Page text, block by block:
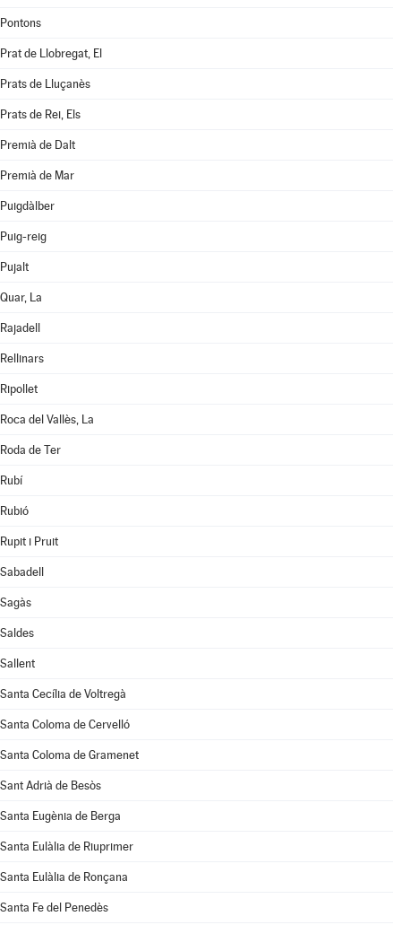
Pontons
Prat de Llobregat, El
Prats de Lluçanès
Prats de Rei, Els
Premià de Dalt
Premià de Mar
Puigdàlber
Puig-reig
Pujalt
Quar, La
Rajadell
Rellinars
Ripollet
Roca del Vallès, La
Roda de Ter
Rubí
Rubió
Rupit i Pruit
Sabadell
Sagàs
Saldes
Sallent
Santa Cecília de Voltregà
Santa Coloma de Cervelló
Santa Coloma de Gramenet
Sant Adrià de Besòs
Santa Eugènia de Berga
Santa Eulàlia de Riuprimer
Santa Eulàlia de Ronçana
Santa Fe del Penedès